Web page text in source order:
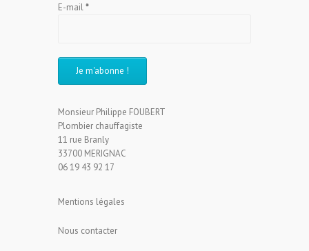
E-mail*
Monsieur Philippe FOUBERT
Plombier chauffagiste
11 rue Branly
33700 MERIGNAC
06 19 43 92 17
Mentions légales
Nous contacter